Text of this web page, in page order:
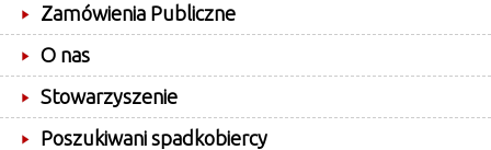
Zamówienia Publiczne
O nas
Stowarzyszenie
Poszukiwani spadkobiercy